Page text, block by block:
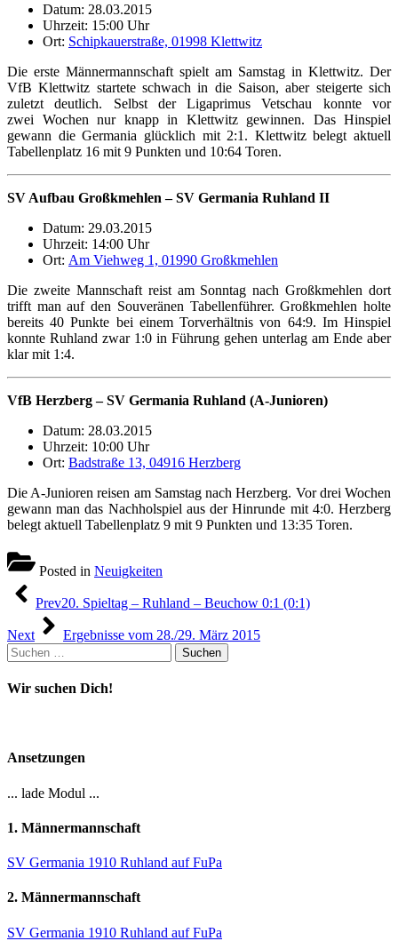
Datum: 28.03.2015
Uhrzeit: 15:00 Uhr
Ort: Schipkauerstraße, 01998 Klettwitz
Die erste Männermannschaft spielt am Samstag in Klettwitz. Der
VfB Klettwitz startete schwach in die Saison, aber steigerte sich
zuletzt deutlich. Selbst der Ligaprimus Vetschau konnte vor
zwei Wochen nur knapp in Klettwitz gewinnen. Das Hinspiel
gewann die Germania glücklich mit 2:1. Klettwitz belegt aktuell
Tabellenplatz 16 mit 9 Punkten und 10:64 Toren.
SV Aufbau Großkmehlen – SV Germania Ruhland II
Datum: 29.03.2015
Uhrzeit: 14:00 Uhr
Ort: Am Viehweg 1, 01990 Großkmehlen
Die zweite Mannschaft reist am Sonntag nach Großkmehlen dort
trifft man auf den Souveränen Tabellenführer. Großkmehlen holte
bereits 40 Punkte bei einem Torverhältnis von 64:9. Im Hinspiel
konnte Ruhland zwar 1:0 in Führung gehen unterlag am Ende aber
klar mit 1:4.
VfB Herzberg – SV Germania Ruhland (A-Junioren)
Datum: 28.03.2015
Uhrzeit: 10:00 Uhr
Ort: Badstraße 13, 04916 Herzberg
Die A-Junioren reisen am Samstag nach Herzberg. Vor drei Wochen
gewann man das Nachholspiel aus der Hinrunde mit 4:0. Herzberg
belegt aktuell Tabellenplatz 9 mit 9 Punkten und 13:35 Toren.
Posted in Neuigkeiten
Beitragsnavigation
Prev20. Spieltag – Ruhland – Beuchow 0:1 (0:1)
Next
Ergebnisse vom 28./29. März 2015
Suchen
nach:
Wir suchen Dich!
Ansetzungen
... lade Modul ...
1. Männermannschaft
SV Germania 1910 Ruhland auf FuPa
2. Männermannschaft
SV Germania 1910 Ruhland auf FuPa